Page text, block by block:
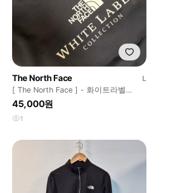
The North Face
L
[ The North Face ] - 화이트라벨
25SS 맨투맨
45,000원
1